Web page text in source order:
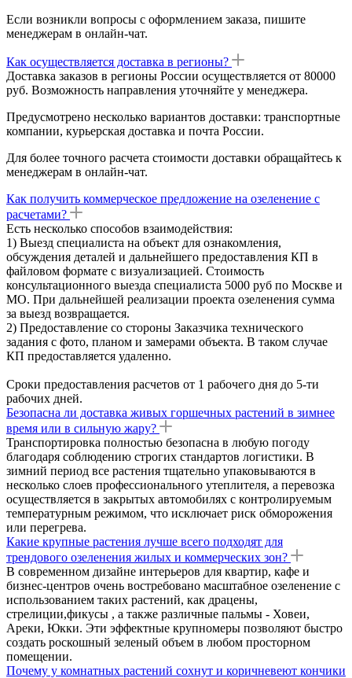
Если возникли вопросы с оформлением заказа, пишите
менеджерам в онлайн-чат.
Как осуществляется доставка в регионы?
Доставка заказов в регионы России осуществляется от 80000
руб. Возможность направления уточняйте у менеджера.
Предусмотрено несколько вариантов доставки: транспортные
компании, курьерская доставка и почта России.
Для более точного расчета стоимости доставки обращайтесь к
менеджерам в онлайн-чат.
Как получить коммерческое предложение на озеленение с
расчетами?
Есть несколько способов взаимодействия:
1) Выезд специалиста на объект для ознакомления,
обсуждения деталей и дальнейшего предоставления КП в
файловом формате с визуализацией. Стоимость
консультационного выезда специалиста 5000 руб по Москве и
МО. При дальнейшей реализации проекта озеленения сумма
за выезд возвращается.
2) Предоставление со стороны Заказчика технического
задания с фото, планом и замерами объекта. В таком случае
КП предоставляется удаленно.
Сроки предоставления расчетов от 1 рабочего дня до 5-ти
рабочих дней.
Безопасна ли доставка живых горшечных растений в зимнее
время или в сильную жару?
Транспортировка полностью безопасна в любую погоду
благодаря соблюдению строгих стандартов логистики. В
зимний период все растения тщательно упаковываются в
несколько слоев профессионального утеплителя, а перевозка
осуществляется в закрытых автомобилях с контролируемым
температурным режимом, что исключает риск обморожения
или перегрева.
Какие крупные растения лучше всего подходят для
трендового озеленения жилых и коммерческих зон?
В современном дизайне интерьеров для квартир, кафе и
бизнес-центров очень востребовано масштабное озеленение с
использованием таких растений, как драцены,
стрелиции,фикусы , а также различные пальмы - Ховеи,
Ареки, Юкки. Эти эффектные крупномеры позволяют быстро
создать роскошный зеленый объем в любом просторном
помещении.
Почему у комнатных растений сохнут и коричневеют кончики